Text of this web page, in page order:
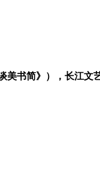
美书简》），长江文